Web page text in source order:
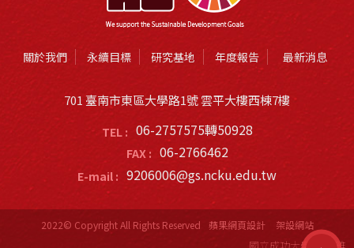
關於我們 永續目標 研究基地 年度報告 最新消息
701 臺南市東區大學路1號 雲平大樓西棟7樓
TEL : 06-2757575轉50928
FAX : 06-2766462
E-mail : 9206006@gs.ncku.edu.tw
2022© Copyright All Rights Reserved 蘋果網頁設計 架設網站